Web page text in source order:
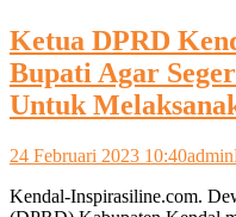
Ketua DPRD
Bupati Agar
Untuk
24 Februari 2023 10:40admin
Kendal-Inspirasiline.com.